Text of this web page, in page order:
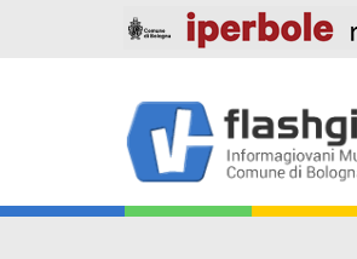
Main
navigation